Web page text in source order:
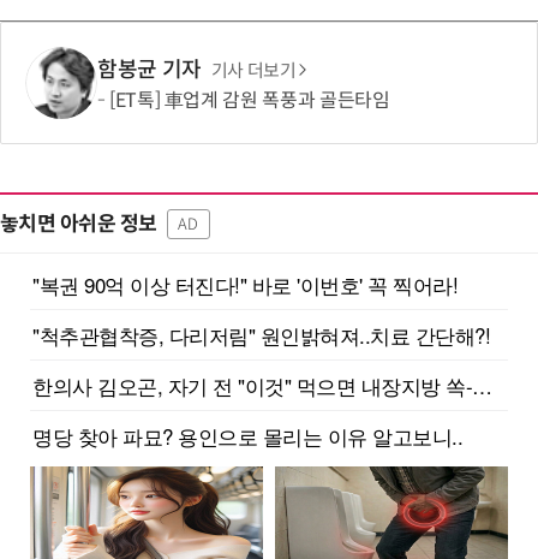
함봉균 기자 기사 더보기
[ET톡] 車업계 감원 폭풍과 골든타임
놓치면 아쉬운 정보 AD